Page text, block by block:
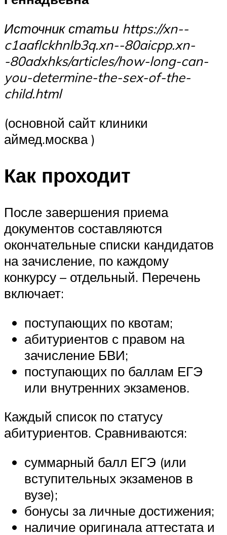
Источник статьи https://xn--
c1aaflckhnlb3q.xn--80aicpp.xn-
-80adxhks/articles/how-long-can-
you-determine-the-sex-of-the-
child.html
(основной сайт клиники
аймед.москва )
Как проходит
После завершения приема
документов составляются
окончательные списки кандидатов
на зачисление, по каждому
конкурсу – отдельный. Перечень
включает:
поступающих по квотам;
абитуриентов с правом на
зачисление БВИ;
поступающих по баллам ЕГЭ
или внутренних экзаменов.
Каждый список по статусу
абитуриентов. Сравниваются:
суммарный балл ЕГЭ (или
вступительных экзаменов в
вузе);
бонусы за личные достижения;
наличие оригинала аттестата и